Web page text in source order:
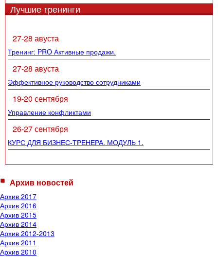
Лучшие тренинги
27-28 авуста
Тренинг: PRO Активные продажи.
27-28 авуста
Эффективное руководство сотрудниками
19-20 сентября
Управление конфликтами
26-27 сентября
КУРС ДЛЯ БИЗНЕС-ТРЕНЕРА. МОДУЛЬ 1.
Архив новостей
Архив 2017
Архив 2016
Архив 2015
Архив 2014
Архив 2012-2013
Архив 2011
Архив 2010